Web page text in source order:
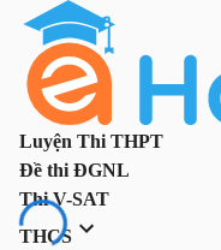
Luyện Thi THPT
Đề thi ĐGNL
Thi V-SAT
THCS